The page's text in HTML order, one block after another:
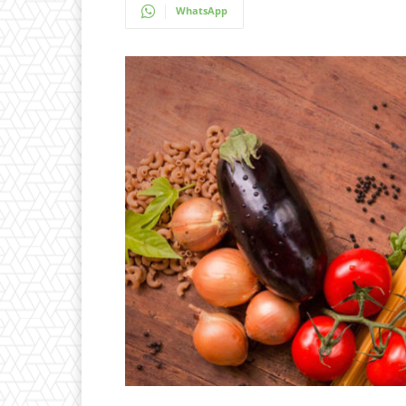
WhatsApp